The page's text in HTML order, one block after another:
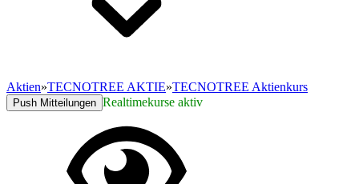
Aktien»TECNOTREE AKTIE»TECNOTREE Aktienkurs
Push Mitteilungen Realtimekurse aktiv